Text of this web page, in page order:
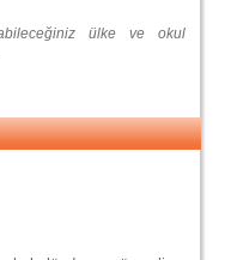
ülke ve okul